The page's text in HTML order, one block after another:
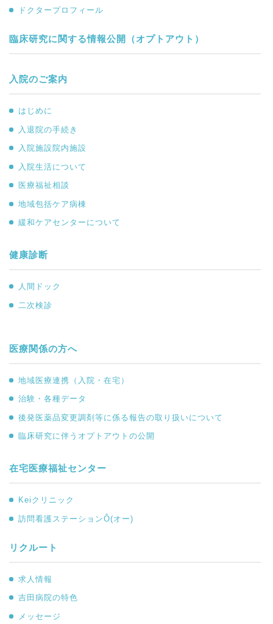
ドクタープロフィール
臨床研究に関する情報公開（オプトアウト）
入院のご案内
はじめに
入退院の手続き
入院施設院内施設
入院生活について
医療福祉相談
地域包括ケア病棟
緩和ケアセンターについて
健康診断
人間ドック
二次検診
医療関係の方へ
地域医療連携（入院・在宅）
治験・各種データ
後発医薬品変更調剤等に係る報告の取り扱いについて
臨床研究に伴うオプトアウトの公開
在宅医療福祉センター
Keiクリニック
訪問看護ステーションÔ(オー)
リクルート
求人情報
吉田病院の特色
メッセージ